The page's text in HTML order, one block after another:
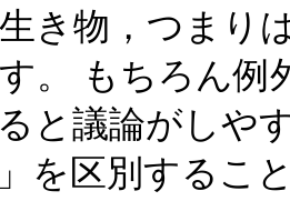
き物，つまり
。 もちろん例
と議論がしや
」を区別するこ